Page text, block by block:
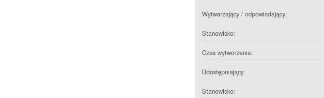
Wytwarzający / odpowiadający:
Stanowisko:
Czas wytworzenia:
Udostępniający
Stanowisko: